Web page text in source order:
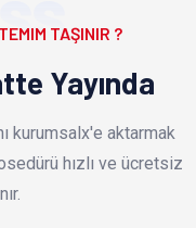
TAŞINIR ?
Yayında
kurumsalx'e aktarmak
hızlı ve ücretsiz